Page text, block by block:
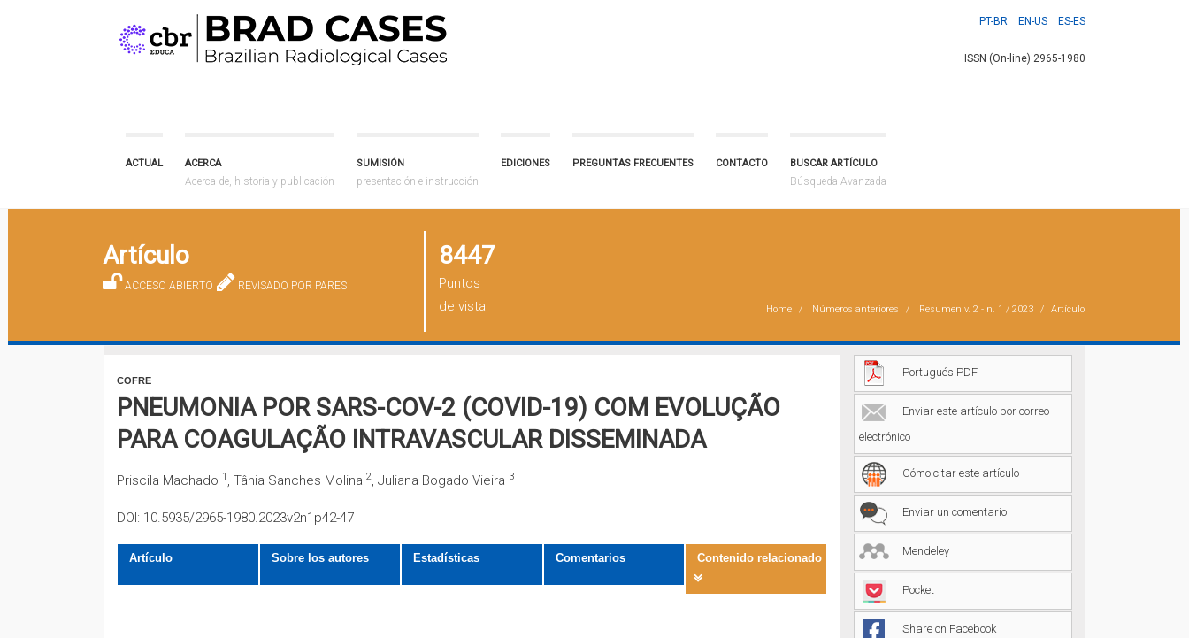
PT-BR EN-US ES-ES
ISSN (On-line) 2965-1980
ACTUAL ACERCA
Acerca de, historia y publicación
SUMISIÓN
presentación e instrucción
EDICIONES PREGUNTAS FRECUENTES CONTACTO BUSCAR ARTÍCULO
Búsqueda Avanzada
Artículo
ACCESO ABIERTO REVISADO POR PARES
8447
Puntos
de vista
Home Números anteriores Resumenv. 2 - n. 1 / 2023 Artículo
COFRE
PNEUMONIA POR SARS-COV-2 (COVID-19) COM EVOLUÇÃO
PARA COAGULAÇÃO INTRAVASCULAR DISSEMINADA
Priscila Machado 1 , Tânia Sanches Molina 2, Juliana Bogado Vieira 3
DOI: 10.5935/2965-1980.2023v2n1p42-47
Artículo Sobre los autores Estadísticas Comentarios Contenido relacionado
Portugués PDF
Enviar este artículo por correo
electrónico
Cómo citar este artículo
Enviar un comentario
Mendeley
Pocket
Share on Facebook